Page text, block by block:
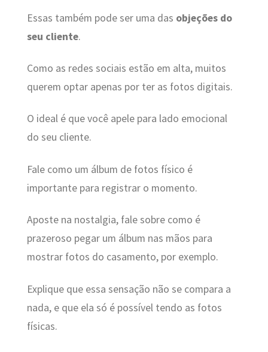
Essas também pode ser uma das objeções do
seu cliente.
Como as redes sociais estão em alta, muitos
querem optar apenas por ter as fotos digitais.
O ideal é que você apele para lado emocional
do seu cliente.
Fale como um álbum de fotos físico é
importante para registrar o momento.
Aposte na nostalgia, fale sobre como é
prazeroso pegar um álbum nas mãos para
mostrar fotos do casamento, por exemplo.
Explique que essa sensação não se compara a
nada, e que ela só é possível tendo as fotos
físicas.